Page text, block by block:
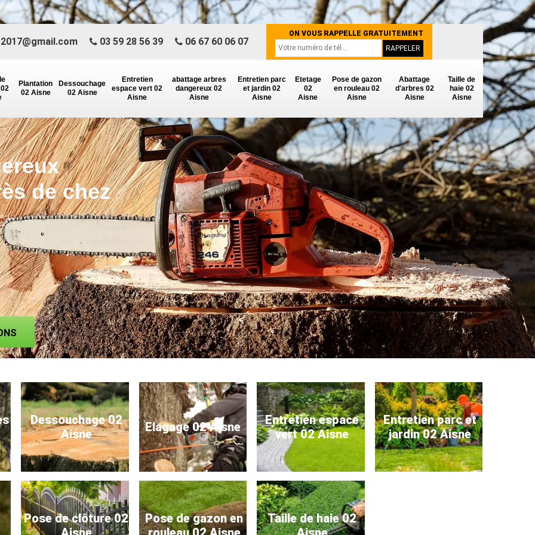
Plantation
02 Aisne
Dessouchage
02 Aisne
Entretien
espace vert 02
Aisne
abattage arbres
dangereux 02
Aisne
Entretien parc
et jardin 02
Aisne
Etetage
02
Aisne
Pose de gazon
en rouleau 02
Aisne
Abattage
d'arbres 02
Aisne
Taille de
haie 02
Aisne
03 59 28 56 39 06 67 60 06 07
ON VOUS RAPPELLE GRATUITEMENT
de chez
Dessouchage 02
Aisne
Elagage 02 Aisne
Entretien espace
vert 02 Aisne
Entretien parc et
jardin 02 Aisne
Pose de clôture 02
Pose de gazon en
Taille de haie 02